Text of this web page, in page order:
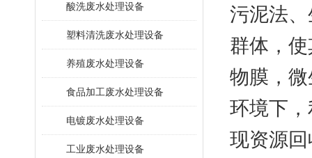
酸洗废水处理设备
塑料清洗废水处理设备
养殖废水处理设备
食品加工废水处理设备
电镀废水处理设备
工业废水处理设备
污泥法
群体，
物膜，
环境下
现资源